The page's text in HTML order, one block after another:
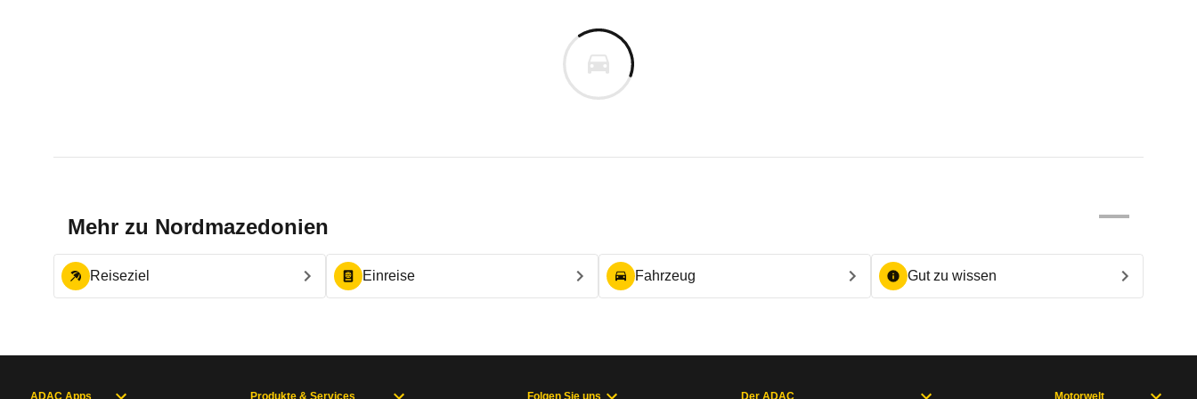
Mehr zu Nordmazedonien
Reiseziel Einreise Fahrzeug Gut zu wissen
ADAC Apps Produkte & Services Folgen Sie uns Der ADAC Motorwelt